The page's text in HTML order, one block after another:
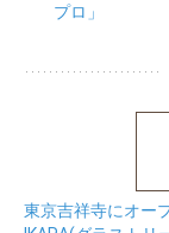
プロ」
東京吉祥寺にオー